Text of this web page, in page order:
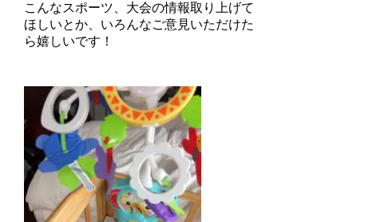
こんなスポーツ、大会の情報取り上げて
ほしいとか、いろんなご意見いただけた
ら嬉しいです！